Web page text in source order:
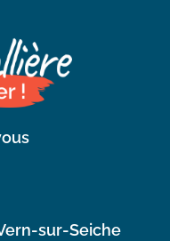
sur-Seiche